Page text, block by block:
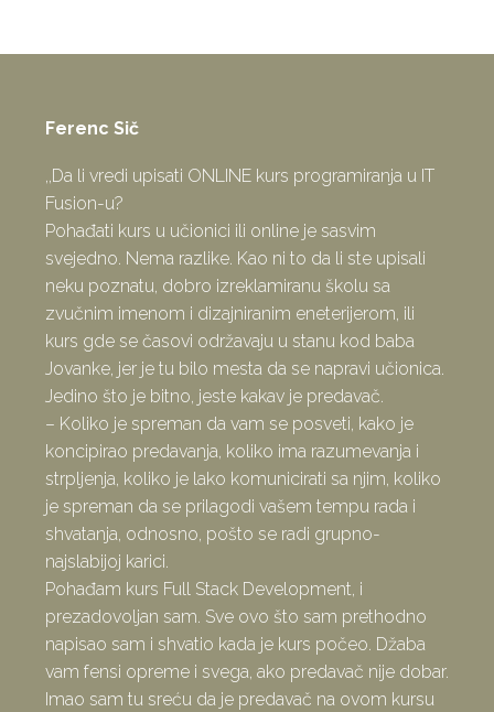
Ferenc Sič
,,Da li vredi upisati ONLINE kurs programiranja u IT
Fusion-u?
Pohađati kurs u učionici ili online je sasvim
svejedno. Nema razlike. Kao ni to da li ste upisali
neku poznatu, dobro izreklamiranu školu sa
zvučnim imenom i dizajniranim eneterijerom, ili
kurs gde se časovi održavaju u stanu kod baba
Jovanke, jer je tu bilo mesta da se napravi učionica.
Jedino što je bitno, jeste kakav je predavač.
– Koliko je spreman da vam se posveti, kako je
koncipirao predavanja, koliko ima razumevanja i
strpljenja, koliko je lako komunicirati sa njim, koliko
je spreman da se prilagodi vašem tempu rada i
shvatanja, odnosno, pošto se radi grupno-
najslabijoj karici.
Pohađam kurs Full Stack Development, i
prezadovoljan sam. Sve ovo što sam prethodno
napisao sam i shvatio kada je kurs počeo. Džaba
vam fensi opreme i svega, ako predavač nije dobar.
Imao sam tu sreću da je predavač na ovom kursu